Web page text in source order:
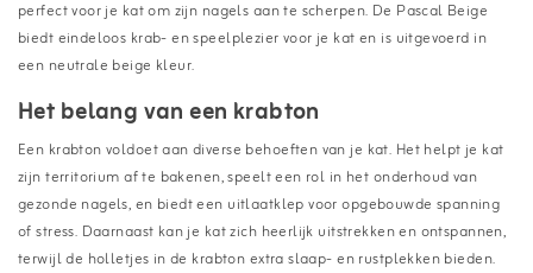
perfect voor je kat om zijn nagels aan te scherpen. De Pascal Beige
biedt eindeloos krab- en speelplezier voor je kat en is uitgevoerd in
een neutrale beige kleur.
Het belang van een krabton
Een krabton voldoet aan diverse behoeften van je kat. Het helpt je kat
zijn territorium af te bakenen, speelt een rol in het onderhoud van
gezonde nagels, en biedt een uitlaatklep voor opgebouwde spanning
of stress. Daarnaast kan je kat zich heerlijk uitstrekken en ontspannen,
terwijl de holletjes in de krabton extra slaap- en rustplekken bieden.